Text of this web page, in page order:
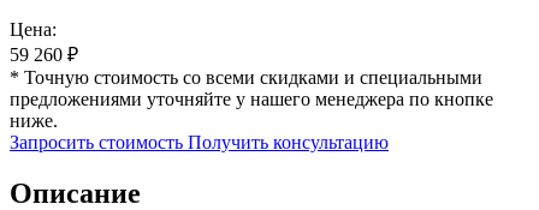
Цена:
59 260 ₽
* Точную стоимость со всеми скидками и специальными
предложениями уточняйте у нашего менеджера по кнопке
ниже.
Запросить стоимость Получить консультацию
Описание